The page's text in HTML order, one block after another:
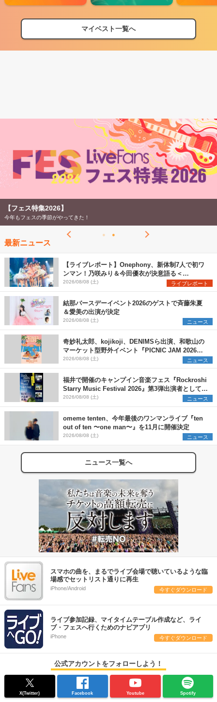
マイベスト一覧へ
【フェス特集2026】
今年もフェスの季節がやってきた！
最新ニュース
【ライブレポート】Onephony、新体制7人で初ワ
ンマン！乃咲みり＆今田優衣が決意語る＜
Onephony新体制1st Oneman Live はじまりの夏
＞
2026/08/08 (土) ライブレポート
結那バースデーイベント2026のゲストで斉藤朱夏
＆愛美の出演が決定
2026/08/08 (土) ニュース
奇妙礼太郎、kojikoji、DENIMSら出演、和歌山の
マーケット型野外イベント『PICNIC JAM 2026』
早割チケット発売開始
2026/08/08 (土) ニュース
福井で開催のキャンプイン音楽フェス『Rockroshi
Starry Music Festival 2026』第3弾出演者として
SCOOBIE DO、かりゆし58、Reiを発表
2026/08/08 (土) ニュース
omeme tenten、今年最後のワンマンライブ『ten
out of ten 〜one man〜』を11月に開催決定
2026/08/08 (土) ニュース
ニュース一覧へ
スマホの曲を、まるでライブ会場で聴いているような臨
場感でセットリスト通りに再生
iPhone/Android 今すぐダウンロード
ライブ参加記録、マイタイムテーブル作成など、ライ
ブ・フェスへ行くためのナビアプリ
iPhone 今すぐダウンロード
公式アカウントをフォローしよう！
X(Twitter) Facebook Youtube Spotify